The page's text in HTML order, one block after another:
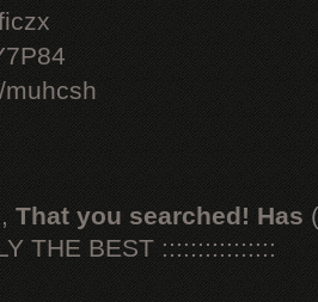
, That you searched! Has
THE BEST ::::::::::::::::